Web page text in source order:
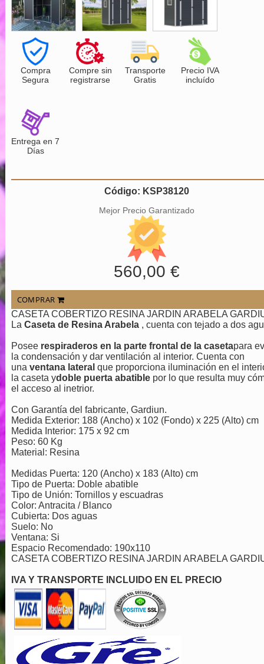
Compra
Segura
Compre sin
registrarse
Transporte
Gratis
Precio IVA
incluído
Entrega en 7
Días
Código: KSP38120
Mejor Precio Garantizado
560,00 €
COMPRAR
CASETA COBERTIZO RESINA JARDIN ARABELA
La Caseta de Resina Arabela , cuenta con tejado a dos
Posee respiraderos en la parte frontal de la casetapara
la condensación y dar ventilación al interior. Cuenta con
una ventana lateral que proporciona iluminación en el
la caseta ydoble puerta abatible por lo que resulta muy
el acceso al inetrior.
Con Garantía del fabricante, Gardiun.
Medida Exterior: 188 (Ancho) x 102 (Fondo) x 225 (Alto) cm
Medida Interior: 175 x 92 cm
Peso: 60 Kg
Material: Resina
Medidas Puerta: 120 (Ancho) x 183 (Alto) cm
Tipo de Puerta: Doble abatible
Tipo de Unión: Tornillos y escuadras
Color: Antracita / Blanco
Cubierta: Dos aguas
Suelo: No
Ventana: Si
Espacio Recomendado: 190x110
CASETA COBERTIZO RESINA JARDIN ARABELA
IVA Y TRANSPORTE INCLUIDO EN EL PRECIO